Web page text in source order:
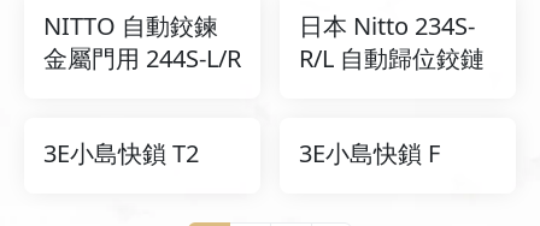
NITTO 自動鉸鍊
金屬門用 244S-L/R
日本 Nitto 234S-
R/L 自動歸位鉸鏈
3E小島快鎖 T2 3E小島快鎖 F